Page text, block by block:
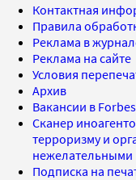
Контактная
Правила
Реклама в
Реклама на сайте
Условия
Архив
Вакансии в
Сканер
терроризму и
нежелательными
Подписка на